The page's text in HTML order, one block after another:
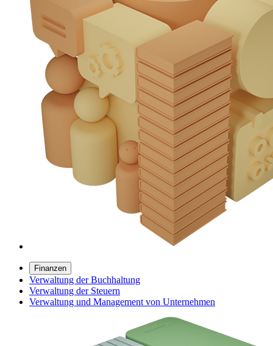
Finanzen
Verwaltung der Buchhaltung
Verwaltung der Steuern
Verwaltung und Management von Unternehmen